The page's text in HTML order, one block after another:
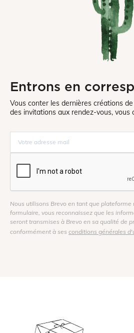
Entrons en
Vous conter les dernières créations
des invitations aux rendez-vous, vous
Nous utilisons Brevo en tant que
formulaire, vous reconnaissez que les
seront transmises à Brevo en sa qualité de
conformément à ses conditions générales